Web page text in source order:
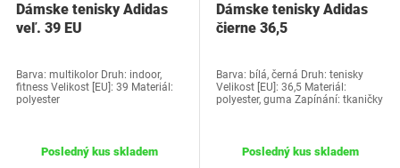
Dámske tenisky Adidas
veľ. 39 EU
Barva: multikolor Druh: indoor,
fitness Velikost [EU]: 39 Materiál:
polyester
Posledný kus skladem
Dámske tenisky Adidas
čierne 36,5
Barva: bílá, černá Druh: tenisky
Velikost [EU]: 36,5 Materiál:
polyester, guma Zapínání: tkaničky
Posledný kus skladem